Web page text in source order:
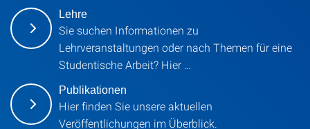
Lehre
Sie suchen Informationen zu
Lehrveranstaltungen oder nach Themen für eine
Studentische Arbeit? Hier …
Publikationen
Hier finden Sie unsere aktuellen
Veröffentlichungen im Überblick.